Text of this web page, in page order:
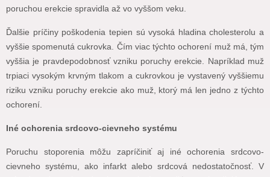
poruchou erekcie spravidla až vo vyššom veku.
Ďalšie príčiny poškodenia tepien sú vysoká hladina cholesterolu a
vyššie spomenutá cukrovka. Čím viac týchto ochorení muž má, tým
vyššia je pravdepodobnosť vzniku poruchy erekcie. Napríklad muž
trpiaci vysokým krvným tlakom a cukrovkou je vystavený vyššiemu
riziku vzniku poruchy erekcie ako muž, ktorý má len jedno z týchto
ochorení.
Iné ochorenia srdcovo-cievneho systému
Poruchu stoporenia môžu zapríčiniť aj iné ochorenia srdcovo-
cievneho systému, ako infarkt alebo srdcová nedostatočnosť. V